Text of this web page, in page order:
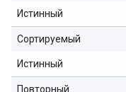
Истинный
Сортируемый
Истинный
Повторный